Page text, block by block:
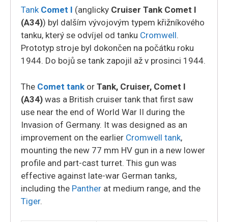
Tank Comet I (anglicky Cruiser Tank Comet I
(A34)) byl dalším vývojovým typem křižníkového
tanku, který se odvíjel od tanku Cromwell.
Prototyp stroje byl dokončen na počátku roku
1944. Do bojů se tank zapojil až v prosinci 1944.
The Comet tank or Tank, Cruiser, Comet I
(A34) was a British cruiser tank that first saw
use near the end of World War II during the
Invasion of Germany. It was designed as an
improvement on the earlier Cromwell tank,
mounting the new 77 mm HV gun in a new lower
profile and part-cast turret. This gun was
effective against late-war German tanks,
including the Panther at medium range, and the
Tiger.